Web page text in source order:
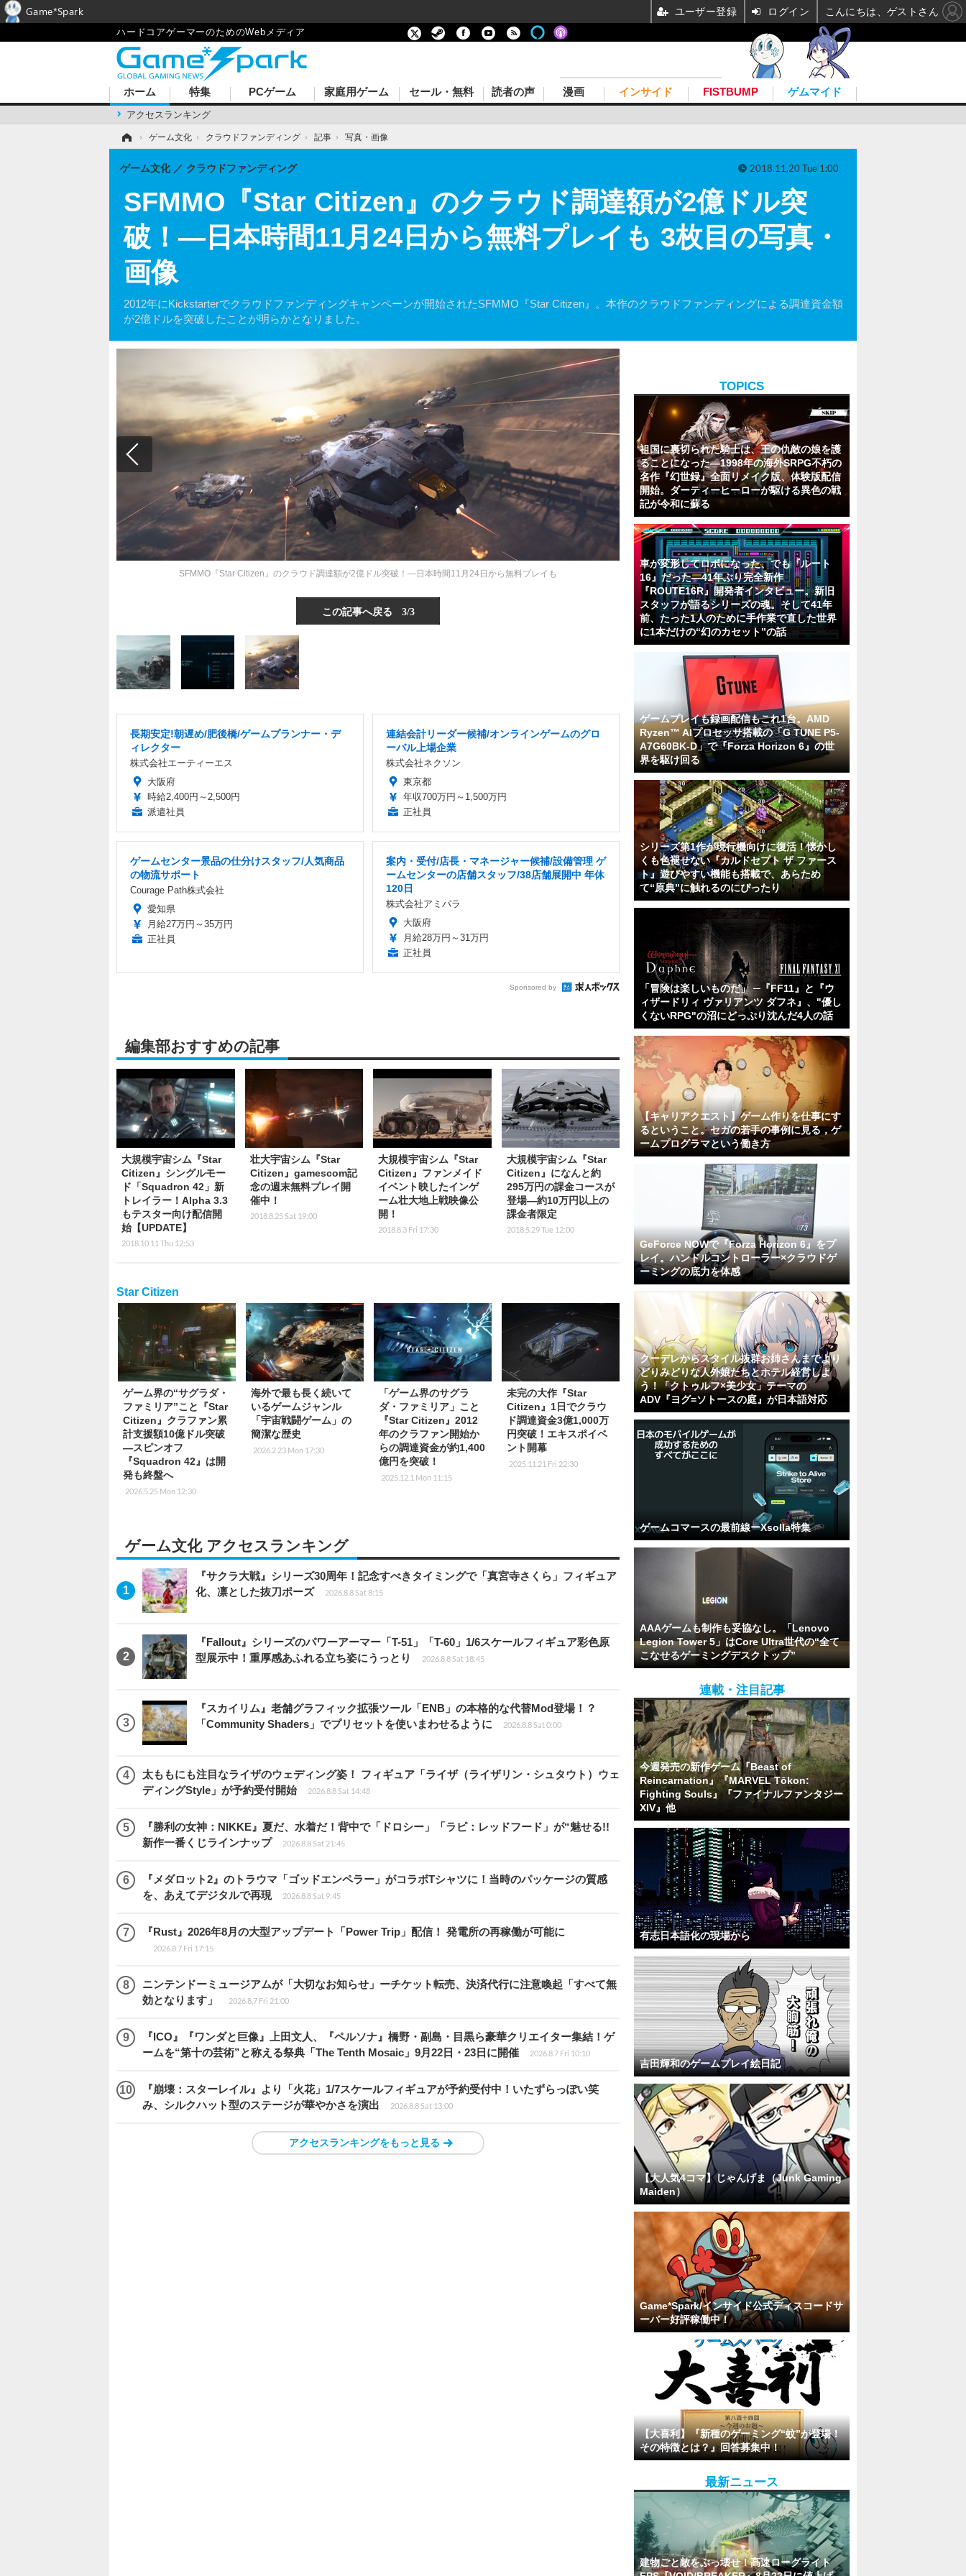
ハードコアゲーマーのためのWebメディア
ホーム
アクセスランキング
特集 PCゲーム 家庭用ゲーム セール・無料 読者の声 漫画 インサイド FISTBUMP ゲムマイド
› ゲーム文化 › クラウドファンディング › 記事 › 写真・画像
SFMMO『Star Citizen』のクラウド調達額が2億ドル突
破！―日本時間11月24日から無料プレイも 3枚目の写真・
画像
2012年にKickstarterでクラウドファンディングキャンペーンが開始されたSFMMO『Star Citizen』。本作のクラウドファンディングによる調達資金額
が2億ドルを突破したことが明らかとなりました。
ゲーム文化 クラウドファンディング 2018.11.20 Tue 1:00
SFMMO『Star Citizen』のクラウド調達額が2億ドル突破！―日本時間11月24日から無料プレイも
この記事へ戻る 3/3
長期安定!朝遅め/肥後橋/ゲームプランナー・デ
ィレクター
株式会社エーティーエス
大阪府
時給2,400円～2,500円
派遣社員
連結会計リーダー候補/オンラインゲームのグロ
ーバル上場企業
株式会社ネクソン
東京都
年収700万円～1,500万円
正社員
ゲームセンター景品の仕分けスタッフ/人気商品
の物流サポート
Courage Path株式会社
愛知県
月給27万円～35万円
正社員
案内・受付/店長・マネージャー候補/設備管理 ゲ
ームセンターの店舗スタッフ/38店舗展開中 年休
120日
株式会社アミパラ
大阪府
月給28万円～31万円
正社員
Sponsored by
編集部おすすめの記事
大規模宇宙シム『Star
Citizen』シングルモー
ド「Squadron 42」新
トレイラー！Alpha 3.3
もテスター向け配信開
始【UPDATE】
2018.10.11 Thu 12:53
壮大宇宙シム『Star
Citizen』gamescom記
念の週末無料プレイ開
催中！
2018.8.25 Sat 19:00
大規模宇宙シム『Star
Citizen』ファンメイド
イベント映したインゲ
ーム壮大地上戦映像公
開！
2018.8.3 Fri 17:30
大規模宇宙シム『Star
Citizen』になんと約
295万円の課金コースが
登場―約10万円以上の
課金者限定
2018.5.29 Tue 12:00
Star Citizen
ゲーム界の“サグラダ・
ファミリア”こと『Star
Citizen』クラファン累
計支援額10億ドル突破
―スピンオフ
『Squadron 42』は開
発も終盤へ
2026.5.25 Mon 12:30
海外で最も長く続いて
いるゲームジャンル
「宇宙戦闘ゲーム」の
簡潔な歴史
2026.2.23 Mon 17:30
「ゲーム界のサグラ
ダ・ファミリア」こと
『Star Citizen』2012
年のクラファン開始か
らの調達資金が約1,400
億円を突破！
2025.12.1 Mon 11:15
未完の大作『Star
Citizen』1日でクラウ
ド調達資金3億1,000万
円突破！エキスポイベ
ント開幕
2025.11.21 Fri 22:30
ゲーム文化 アクセスランキング
『サクラ大戦』シリーズ30周年！記念すべきタイミングで「真宮寺さくら」フィギュア
化、凛とした抜刀ポーズ
2026.8.8 Sat 8:15
『Fallout』シリーズのパワーアーマー「T-51」「T-60」1/6スケールフィギュア彩色原
型展示中！重厚感あふれる立ち姿にうっとり
2026.8.8 Sat 18:45
『スカイリム』老舗グラフィック拡張ツール「ENB」の本格的な代替Mod登場！？
「Community Shaders」でプリセットを使いまわせるように
2026.8.8 Sat 0:00
太ももにも注目なライザのウェディング姿！ フィギュア「ライザ（ライザリン・シュタウト）ウェ
ディングStyle」が予約受付開始
2026.8.8 Sat 14:48
『勝利の女神：NIKKE』夏だ、水着だ！背中で「ドロシー」「ラピ：レッドフード」が“魅せる!!
新作一番くじラインナップ
2026.8.8 Sat 21:45
『メダロット2』のトラウマ「ゴッドエンペラー」がコラボTシャツに！当時のパッケージの質感
を、あえてデジタルで再現
2026.8.8 Sat 9:45
『Rust』2026年8月の大型アップデート「Power Trip」配信！ 発電所の再稼働が可能に
2026.8.7 Fri 17:15
ニンテンドーミュージアムが「大切なお知らせ」ーチケット転売、決済代行に注意喚起「すべて無
効となります」
2026.8.7 Fri 21:00
『ICO』『ワンダと巨像』上田文人、『ペルソナ』橋野・副島・目黒ら豪華クリエイター集結！ゲ
ームを“第十の芸術”と称える祭典「The Tenth Mosaic」9月22日・23日に開催
2026.8.7 Fri 10:10
『崩壊：スターレイル』より「火花」1/7スケールフィギュアが予約受付中！いたずらっぽい笑
み、シルクハット型のステージが華やかさを演出
2026.8.8 Sat 13:00
アクセスランキングをもっと見る
TOPICS
祖国に裏切られた騎士は、王の仇敵の娘を護
ることになった―1998年の海外SRPG不朽の
名作『幻世録』全面リメイク版、体験版配信
開始。ダーティーヒーローが駆ける異色の戦
記が令和に蘇る
車が変形してロボになった、でも『ルート
16』だった―41年ぶり完全新作
『ROUTE16R』開発者インタビュー。新旧
スタッフが語るシリーズの魂。そして41年
前、たった1人のために手作業で直した世界
に1本だけの“幻のカセット”の話
ゲームプレイも録画配信もこれ1台。AMD
Ryzen™ AIプロセッサ搭載の「G TUNE P5-
A7G60BK-D」で『Forza Horizon 6』の世
界を駆け回る
シリーズ第1作が現行機向けに復活！懐かし
くも色褪せない『カルドセプト ザ ファース
ト』遊びやすい機能も搭載で、あらため
て“原典”に触れるのにぴったり
「冒険は楽しいものだ」 ─『FF11』と『ウ
ィザードリィ ヴァリアンツ ダフネ』、"優し
くないRPG"の沼にどっぷり沈んだ4人の話
【キャリアクエスト】ゲーム作りを仕事にす
るということ。セガの若手の事例に見る，ゲ
ームプログラマという働き方
GeForce NOWで『Forza Horizon 6』をプ
レイ。ハンドルコントローラー×クラウドゲ
ーミングの底力を体感
クーデレからスタイル抜群お姉さんまでより
どりみどりな人外娘たちとホテル経営しよ
う！「クトゥルフ×美少女」テーマの
ADV『ヨグ=ソトースの庭』が日本語対応
ゲームコマースの最前線ーXsolla特集
AAAゲームも制作も妥協なし。「Lenovo
Legion Tower 5」はCore Ultra世代の“全て
こなせるゲーミングデスクトップ”
連載・注目記事
今週発売の新作ゲーム『Beast of
Reincarnation』『MARVEL Tōkon:
Fighting Souls』『ファイナルファンタジー
XIV』他
有志日本語化の現場から
吉田輝和のゲームプレイ絵日記
【大人気4コマ】じゃんげま（Junk Gaming
Maiden）
Game*Spark/インサイド公式ディスコードサ
ーバー好評稼働中！
【大喜利】『新種のゲーミング“蚊”が登場！
その特徴とは？』回答募集中！
最新ニュース
建物ごと敵をぶっ壊せ！高速ローグライト
Game*Spark ユーザー登録 ログイン こんにちは、ゲストさん